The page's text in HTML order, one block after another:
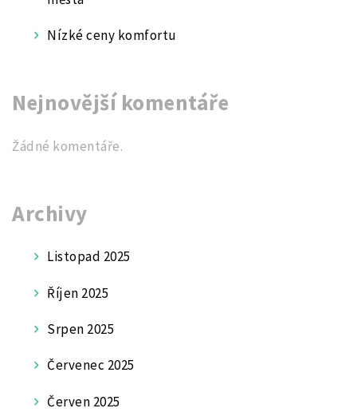
Nízké ceny komfortu
Nejnovější komentáře
Žádné komentáře.
Archivy
Listopad 2025
Říjen 2025
Srpen 2025
Červenec 2025
Červen 2025